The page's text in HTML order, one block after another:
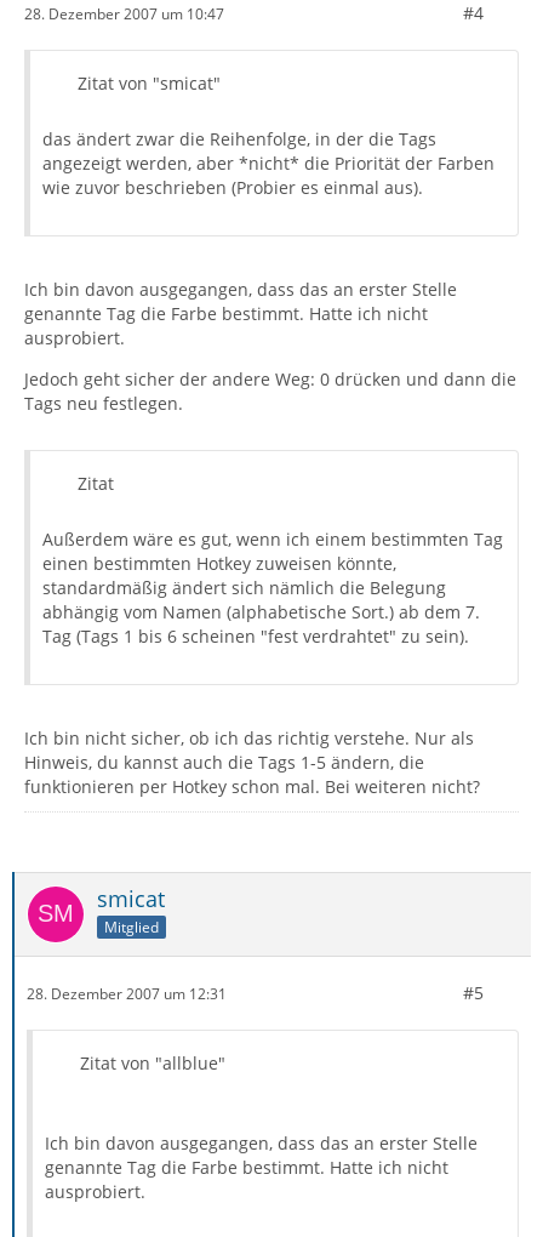
28. Dezember 2007 um 10:47 #4
Zitat von "smicat"
das ändert zwar die Reihenfolge, in der die Tags
angezeigt werden, aber *nicht* die Priorität der Farben
wie zuvor beschrieben (Probier es einmal aus).
Ich bin davon ausgegangen, dass das an erster Stelle
genannte Tag die Farbe bestimmt. Hatte ich nicht
ausprobiert.
Jedoch geht sicher der andere Weg: 0 drücken und dann die
Tags neu festlegen.
Zitat
Außerdem wäre es gut, wenn ich einem bestimmten Tag
einen bestimmten Hotkey zuweisen könnte,
standardmäßig ändert sich nämlich die Belegung
abhängig vom Namen (alphabetische Sort.) ab dem 7.
Tag (Tags 1 bis 6 scheinen "fest verdrahtet" zu sein).
Ich bin nicht sicher, ob ich das richtig verstehe. Nur als
Hinweis, du kannst auch die Tags 1-5 ändern, die
funktionieren per Hotkey schon mal. Bei weiteren nicht?
smicat
Mitglied
28. Dezember 2007 um 12:31 #5
Zitat von "allblue"
Ich bin davon ausgegangen, dass das an erster Stelle
genannte Tag die Farbe bestimmt. Hatte ich nicht
ausprobiert.